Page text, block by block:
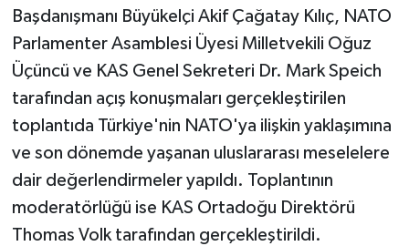
Başdanışmanı Büyükelçi Akif Çağatay Kılıç, NATO
Parlamenter Asamblesi Üyesi Milletvekili Oğuz
Üçüncü ve KAS Genel Sekreteri Dr. Mark Speich
tarafından açış konuşmaları gerçekleştirilen
toplantıda Türkiye'nin NATO'ya ilişkin yaklaşımına
ve son dönemde yaşanan uluslararası meselelere
dair değerlendirmeler yapıldı. Toplantının
moderatörlüğü ise KAS Ortadoğu Direktörü
Thomas Volk tarafından gerçekleştirildi.